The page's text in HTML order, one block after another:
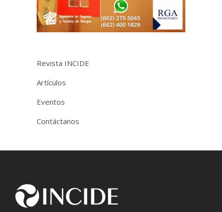
Revista INCIDE
Artículos
Eventos
Contáctanos